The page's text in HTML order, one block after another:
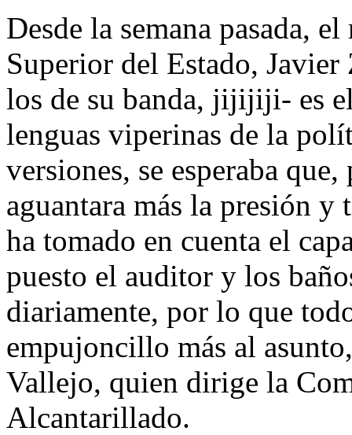
Desde la semana pasada,
Superior del Estado,
los de su banda, jijijiji- es
lenguas viperinas de la
versiones, se esperaba
aguantara más la presión
ha tomado en cuenta el
puesto el auditor y los
diariamente, por lo que
empujoncillo más al
Vallejo, quien dirige la
Alcantarillado.